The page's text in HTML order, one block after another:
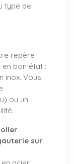
type de
repère
bon état :
inox. Vous
ou un
sur